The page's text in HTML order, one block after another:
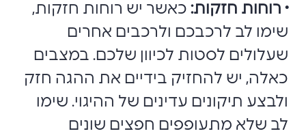
• רוחות חזקות: כאשר יש רוחות חזקות,
שימו לב לרכבכם ולרכבים אחרים
שעלולים לסטות לכיוון שלכם. במצבים
כאלה, יש להחזיק בידיים את ההגה חזק
ולבצע תיקונים עדינים של ההיגוי. שימו
לב שלא מתעופפים חפצים שונים